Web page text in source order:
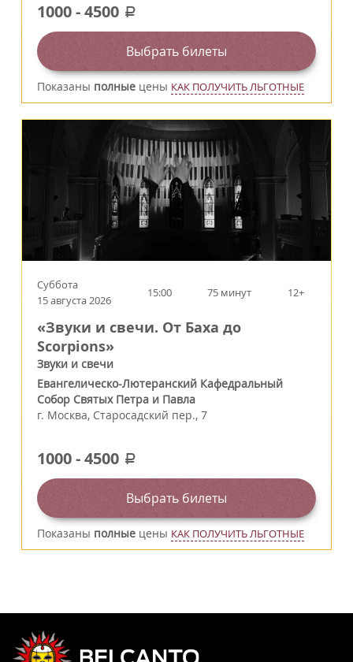
1000-4500 a
Выбрать билеты
Показаны полные цены КАК ПОЛУЧИТЬ ЛЬГОТНЫЕ
Суббота
15 августа 2026
15:00 75 минут 12+
«Звуки и свечи. От Баха до
Scorpions»
Звуки и свечи
Евангелическо-Лютеранский Кафедральный
Собор Святых Петра и Павла
г. Москва, Старосадский пер., 7
1000-4500 a
Выбрать билеты
Показаны полные цены КАК ПОЛУЧИТЬ ЛЬГОТНЫЕ